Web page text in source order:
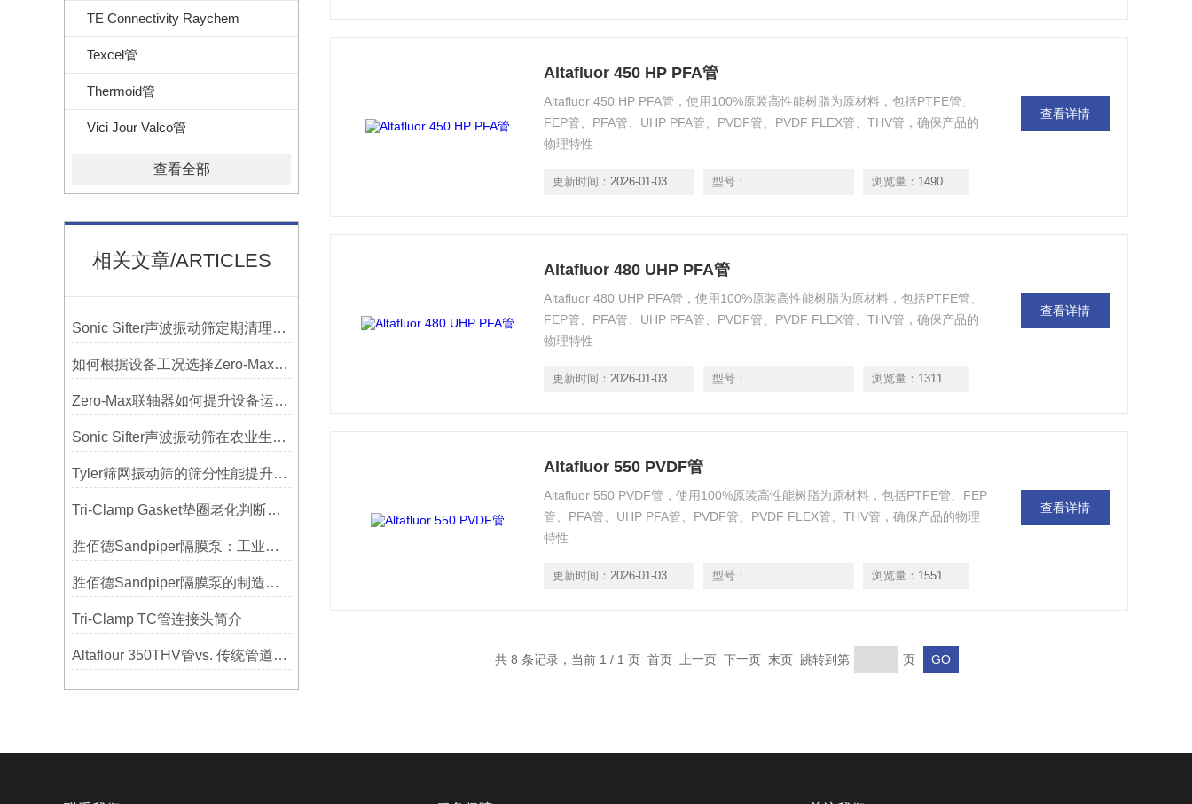
TE Connectivity Raychem
Texcel管
Thermoid管
Vici Jour Valco管
查看全部
相关文章/ARTICLES
Sonic Sifter声波振动筛定期清理的重要性
如何根据设备工况选择Zero-Max联轴器？
Zero-Max联轴器如何提升设备运行精度？
Sonic Sifter声波振动筛在农业生产中的应用与优化
Tyler筛网振动筛的筛分性能提升技巧
Tri-Clamp Gasket垫圈老化判断，定期更换维护要点
胜佰德Sandpiper隔膜泵：工业流体输送的可靠动力解决方案
胜佰德Sandpiper隔膜泵的制造工艺和技术难点
Tri-Clamp TC管连接头简介
Altaflour 350THV管vs. 传统管道：谁更耐用？
Altafluor 450 HP PFA管
Altafluor 450 HP PFA管，使用100%原装高性能树脂为原材料，包括PTFE管、
FEP管、PFA管、UHP PFA管、PVDF管、PVDF FLEX管、THV管，确保产品的
物理特性
更新时间： 2026-01-03 型号： 浏览量： 1490
查看详情
Altafluor 480 UHP PFA管
Altafluor 480 UHP PFA管，使用100%原装高性能树脂为原材料，包括PTFE管、
FEP管、PFA管、UHP PFA管、PVDF管、PVDF FLEX管、THV管，确保产品的
物理特性
更新时间： 2026-01-03 型号： 浏览量： 1311
查看详情
Altafluor 550 PVDF管
Altafluor 550 PVDF管，使用100%原装高性能树脂为原材料，包括PTFE管、FEP
管、PFA管、UHP PFA管、PVDF管、PVDF FLEX管、THV管，确保产品的物理
特性
更新时间： 2026-01-03 型号： 浏览量： 1551
查看详情
共 8 条记录，当前 1 / 1 页 首页 上一页 下一页 末页 跳转到第 页